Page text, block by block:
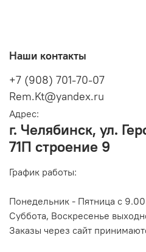
Наши контакты
+7 (908) 701-70-07
Rem.Kt@yandex.ru
Адрес:
г. Челябинск, ул.
71П строение 9
График работы:
Понедельник - Пятница с
Суббота, Воскресенье
Заказы через сайт